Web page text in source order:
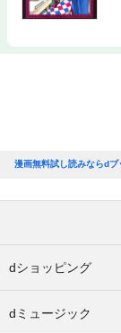
漫画無料試し読みならdブ
dショッピング
dミュージック